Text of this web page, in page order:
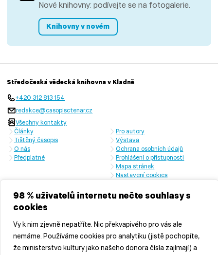
98 % uživatelů internetu nečte souhlasy s
cookies
Vy k nim zjevně nepatříte. Nic překvapivého pro vás ale
nemáme. Používáme cookies pro analytiku (jistě pochopíte,
že ministerstvo kultury jako našeho donora čísla zajímají) a
Nové knihovny: podívejte se na fotogalerie.
Knihovny v novém
Středočeská vědecká knihovna v Kladně
+420 312 813 154
redakce@casopisctenar.cz
Všechny kontakty
Články
Tištěný časopis
O nás
Předplatné
Pro autory
Výstava
Ochrana osobních údajů
Prohlášení o přístupnosti
Mapa stránek
Nastavení cookies
České republiky a Středočeského kraje